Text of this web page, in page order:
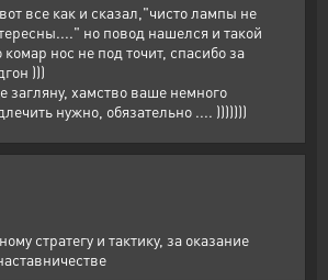
все как и сказал,"чисто лампы не
но повод нашелся и такой
комар нос не под точит, спасибо за
)))
загляну, хамство ваше немного
нужно, обязательно .... )))))))
стратегу и тактику, за оказание